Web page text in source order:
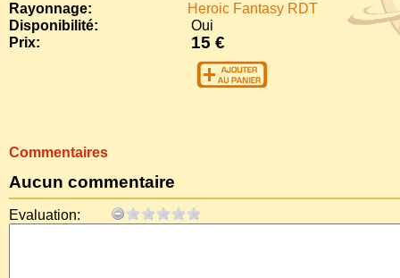
Rayonnage:
Heroic Fantasy RDT
Disponibilité:
Oui
Prix:
15 €
Commentaires
Aucun commentaire
Evaluation: